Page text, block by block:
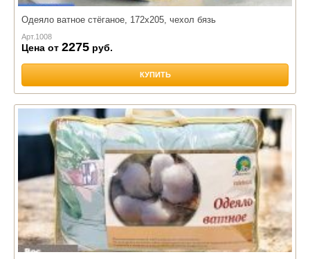
Одеяло ватное стёганое, 172х205, чехол бязь
Арт. 1008
Цена от 2275 руб.
КУПИТЬ